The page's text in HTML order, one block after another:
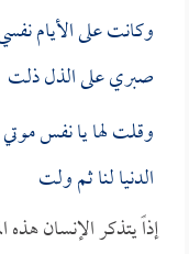
وكانت على الأيام
صبري على الذل ذلت
وقلت لها يا نفس
الدنيا لنا ثم ولت
إذاً يتذكر الإنسان